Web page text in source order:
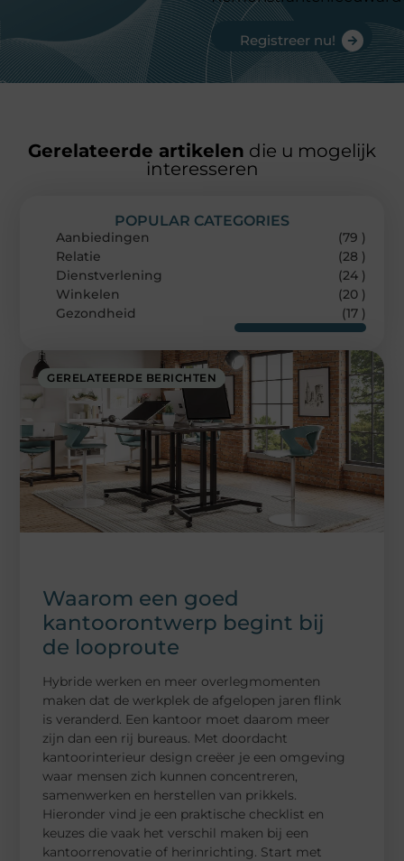
Registreer nu!
Gerelateerde artikelen die u mogelijk
interesseren
GERELATEERDE BERICHTEN
Waarom een goed
kantoorontwerp begint bij
de looproute
Hybride werken en meer overlegmomenten
maken dat de werkplek de afgelopen jaren flink
is veranderd. Een kantoor moet daarom meer
zijn dan een rij bureaus. Met doordacht
kantoorinterieur design creëer je een omgeving
waar mensen zich kunnen concentreren,
samenwerken en herstellen van prikkels.
Hieronder vind je een praktische checklist en
keuzes die vaak het verschil maken bij een
kantoorrenovatie of herinrichting. Start met
POPULAR CATEGORIES
Aanbiedingen
(79 )
Relatie
(28 )
Dienstverlening
(24 )
Winkelen
(20 )
Gezondheid
(17 )